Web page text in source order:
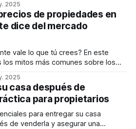
2025
de propiedades en
dice del mercado
vale lo que tú crees? En este
los mitos más comunes sobre los
con datos, no con
2025
casa después de
para propietarios
para entregar su casa
de venderla y asegurar una